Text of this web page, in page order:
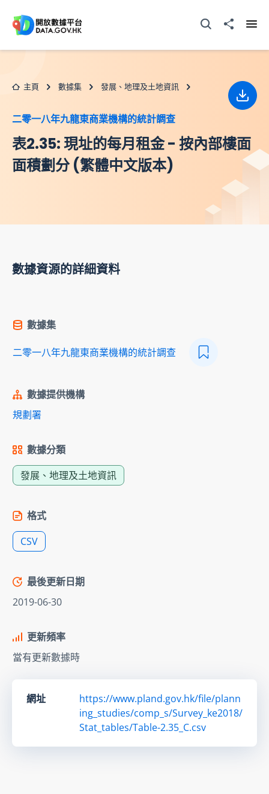
打開搜尋器分享至
主頁 數據集 發展、地理及土地資訊
二零一八年九龍東商業機構的統計調查
表2.35: 現址的每月租金 - 按內部樓面
面積劃分 (繁體中文版本)
下載
數據資源的詳細資料
數據集
二零一八年九龍東商業機構的統計調查
數據提供機構
規劃署
數據分類
發展、地理及土地資訊
格式
CSV
最後更新日期
2019-06-30
更新頻率
當有更新數據時
網址
https://www.pland.gov.hk/file/plann
ing_studies/comp_s/Survey_ke2018/
Stat_tables/Table-2.35_C.csv